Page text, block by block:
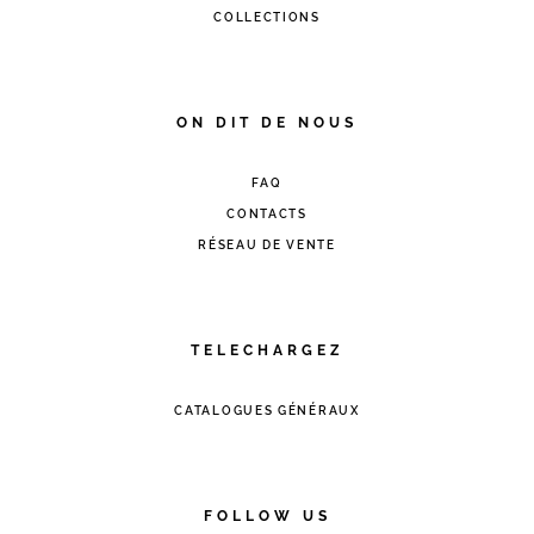
COLLECTIONS
ON DIT DE NOUS
FAQ
CONTACTS
RÉSEAU DE VENTE
TELECHARGEZ
CATALOGUES GÉNÉRAUX
FOLLOW US